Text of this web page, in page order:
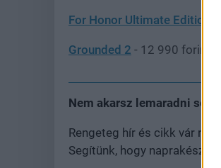
For Honor Ultimate Edition
Grounded 2 - 12 990 forint
Nem akarsz lemaradni
Rengeteg hír és cikk vár
Segítünk, hogy naprakész